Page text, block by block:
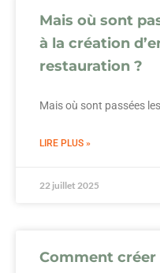
Mais où sont
à la création
restauration ?
Mais où sont passées les
LIRE PLUS »
22 juillet 2025
Comment